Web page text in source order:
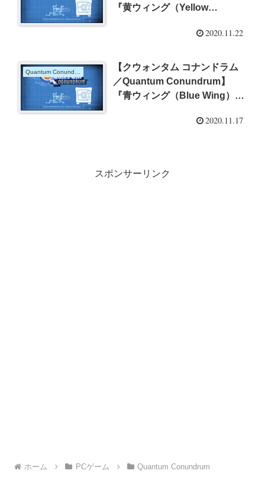
『黄ウィング（Yellow
2020.11.22
【クウォンタム コナンドラム
／Quantum Conundrum】
『青ウィング（Blue Wing）』
2020.11.17
スポンサーリンク
ホーム PCゲーム Quantum Conundrum